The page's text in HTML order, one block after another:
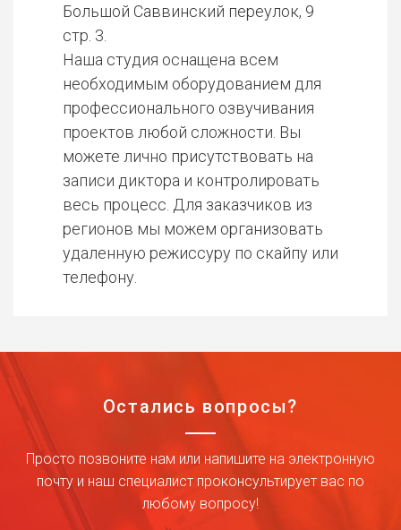
Большой Саввинский переулок, 9
стр. 3.
Наша студия оснащена всем
необходимым оборудованием для
профессионального озвучивания
проектов любой сложности. Вы
можете лично присутствовать на
записи диктора и контролировать
весь процесс. Для заказчиков из
регионов мы можем организовать
удаленную режиссуру по скайпу или
телефону.
Остались вопросы?
Просто позвоните нам или напишите на электронную
почту и наш специалист проконсультирует вас по
любому вопросу!